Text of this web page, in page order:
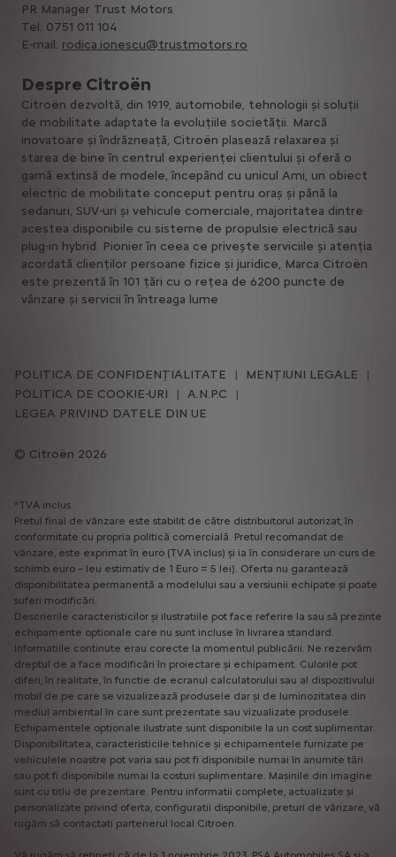
PR Manager Trust Motors
Tel: 0751 011 104
E-mail: rodica.ionescu@trustmotors.ro
Despre Citroën
Citroën dezvoltă, din 1919, automobile, tehnologii și soluții
de mobilitate adaptate la evoluțiile societății. Marcă
inovatoare și îndrăzneață, Citroën plasează relaxarea și
starea de bine în centrul experienței clientului și oferă o
gamă extinsă de modele, începând cu unicul Ami, un obiect
electric de mobilitate conceput pentru oraș și până la
sedanuri, SUV-uri și vehicule comerciale, majoritatea dintre
acestea disponibile cu sisteme de propulsie electrică sau
plug-in hybrid. Pionier în ceea ce privește serviciile și atenția
acordată clienților persoane fizice și juridice, Marca Citroën
este prezentă în 101 țări cu o rețea de 6200 puncte de
vânzare și servicii în întreaga lume
Citroën 2026
POLITICA DE CONFIDENȚIALITATE
MENȚIUNI LEGALE
POLITICA DE COOKIE-URI
A.N.P.C
LEGEA PRIVIND DATELE DIN UE
*TVA inclus
Pretul final de vânzare este stabilit de către distribuitorul autorizat, în
conformitate cu propria politică comercială. Pretul recomandat de
vânzare, este exprimat în euro (TVA inclus) și ia în considerare un curs de
schimb euro – leu estimativ de 1 Euro = 5 lei). Oferta nu garantează
disponibilitatea permanentă a modelului sau a versiunii echipate și poate
suferi modificări.
Descrierile caracteristicilor și ilustratiile pot face referire la sau să prezinte
echipamente optionale care nu sunt incluse în livrarea standard.
Informatiile continute erau corecte la momentul publicării. Ne rezervăm
dreptul de a face modificări în proiectare și echipament. Culorile pot
diferi, în realitate, în functie de ecranul calculatorului sau al dispozitivului
mobil de pe care se vizualizează produsele dar și de luminozitatea din
mediul ambiental în care sunt prezentate sau vizualizate produsele.
Echipamentele optionale ilustrate sunt disponibile la un cost suplimentar.
Disponibilitatea, caracteristicile tehnice și echipamentele furnizate pe
vehiculele noastre pot varia sau pot fi disponibile numai în anumite tări
sau pot fi disponibile numai la costuri suplimentare. Mașinile din imagine
sunt cu titlu de prezentare. Pentru informatii complete, actualizate și
personalizate privind oferta, configuratii disponibile, preturi de vânzare, vă
rugăm să contactati partenerul local Citroen.